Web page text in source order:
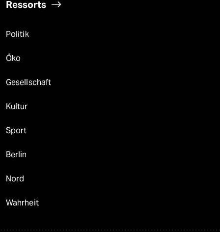
Ressorts
Politik
Öko
Gesellschaft
Kultur
Sport
Berlin
Nord
Wahrheit